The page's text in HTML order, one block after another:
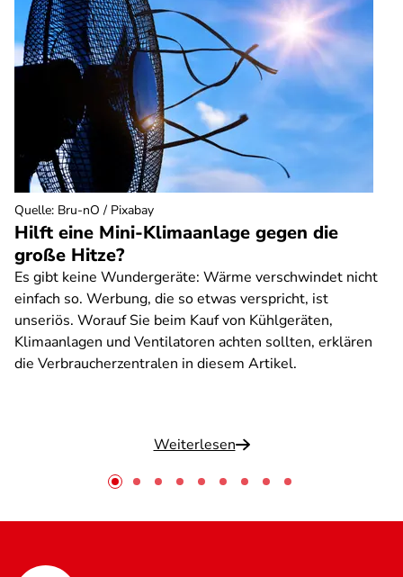
Hilft eine Mini-Klimaanlage gegen die
große Hitze?
Es gibt keine Wundergeräte: Wärme verschwindet nicht
einfach so. Werbung, die so etwas verspricht, ist
unseriös. Worauf Sie beim Kauf von Kühlgeräten,
Klimaanlagen und Ventilatoren achten sollten, erklären
die Verbraucherzentralen in diesem Artikel.
Weiterlesen
Quelle: Bru-nO / Pixabay